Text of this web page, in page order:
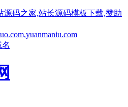
源码之家,站长源码模板下载,赞助